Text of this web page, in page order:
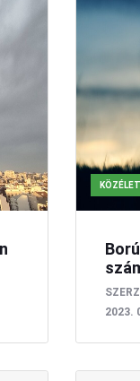
KÖZÉLET
2023.